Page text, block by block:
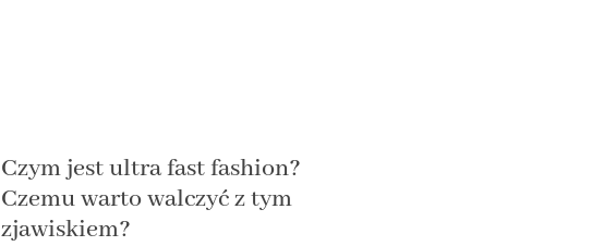
Czym jest ultra fast fashion?
Czemu warto walczyć z tym
zjawiskiem?